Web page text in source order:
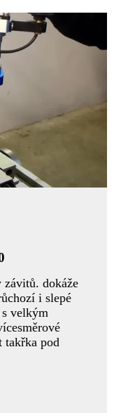
dokáže
i slepé
velkým
takřka pod